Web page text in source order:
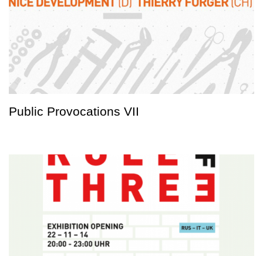
Public Provocations VII